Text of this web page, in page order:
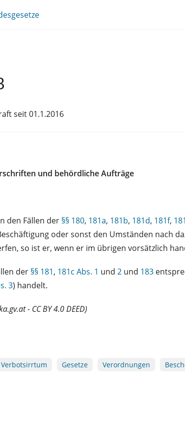
seit 01.1.2016
und behördliche Aufträge
den Fällen der §§ 180, 181a, 181b, 181d, 181f,
oder sonst den Umständen nach
so ist er, wenn er im übrigen vorsätzlich
der §§ 181, 181c Abs. 1 und 2 und 183
3) handelt.
- CC BY 4.0 DEED)
Verbotsirrtum Gesetze Verordnungen